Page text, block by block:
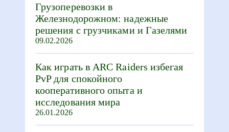
Грузоперевозки в
Железнодорожном: надежные
решения с грузчиками и Газелями
09.02.2026
Как играть в ARC Raiders избегая
PvP для спокойного
кооперативного опыта и
исследования мира
26.01.2026